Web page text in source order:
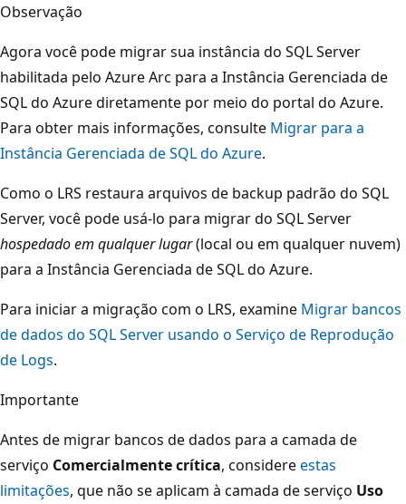
Observação
Agora você pode migrar sua instância do SQL Server
habilitada pelo Azure Arc para a Instância Gerenciada de
SQL do Azure diretamente por meio do portal do Azure.
Para obter mais informações, consulte Migrar para a
Instância Gerenciada de SQL do Azure.
Como o LRS restaura arquivos de backup padrão do SQL
Server, você pode usá-lo para migrar do SQL Server
hospedado em qualquer lugar(local ou em qualquer nuvem)
para a Instância Gerenciada de SQL do Azure.
Para iniciar a migração com o LRS, examine Migrar bancos
de dados do SQL Server usando o Serviço de Reprodução
de Logs.
Importante
Antes de migrar bancos de dados para a camada de
serviço Comercialmente crítica, considereestas
limitações, que não se aplicam à camada de serviço Uso